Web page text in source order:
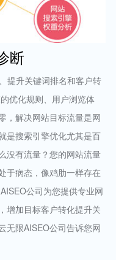
断
提升关键词排名和客户转
优化规则、用户浏览体
，解决网站目标流量是网
是搜索引擎优化尤其是百
没有流量？您的网站流量
于病态，像鸡肋一样存在
公司为您提供专业网
增加目标客户转化提升关
无限AISEO公司告诉您网